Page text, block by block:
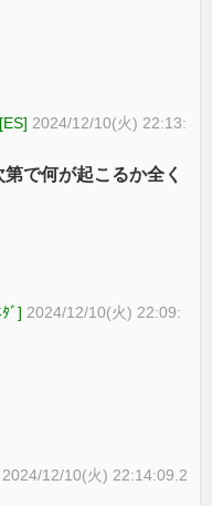
2024/12/10(火) 22:13:
で何が起こるか全く
ﾞ] 2024/12/10(火) 22:09:
2024/12/10(火) 22:14:09.2